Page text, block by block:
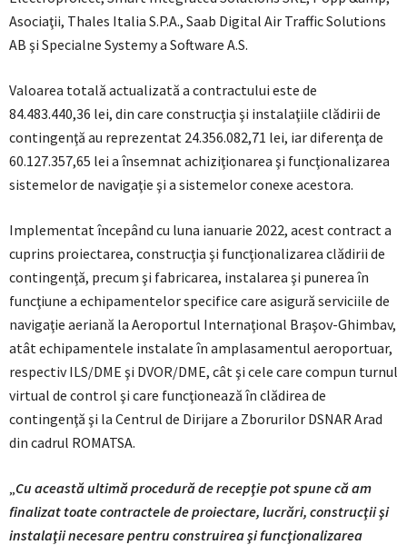
Asociaţii, Thales Italia S.P.A., Saab Digital Air Traffic Solutions
AB şi Specialne Systemy a Software A.S.
Valoarea totală actualizată a contractului este de
84.483.440,36 lei, din care construcţia şi instalaţiile clădirii de
contingenţă au reprezentat 24.356.082,71 lei, iar diferenţa de
60.127.357,65 lei a însemnat achiziţionarea şi funcţionalizarea
sistemelor de navigaţie şi a sistemelor conexe acestora.
Implementat începând cu luna ianuarie 2022, acest contract a
cuprins proiectarea, construcţia şi funcţionalizarea clădirii de
contingenţă, precum şi fabricarea, instalarea şi punerea în
funcţiune a echipamentelor specifice care asigură serviciile de
navigaţie aeriană la Aeroportul Internaţional Braşov-Ghimbav,
atât echipamentele instalate în amplasamentul aeroportuar,
respectiv ILS/DME şi DVOR/DME, cât şi cele care compun turnul
virtual de control şi care funcţionează în clădirea de
contingenţă şi la Centrul de Dirijare a Zborurilor DSNAR Arad
din cadrul ROMATSA.
Cu această ultimă procedură de recepţie pot spune că am
finalizat toate contractele de proiectare, lucrări, construcţii şi
instalaţii necesare pentru construirea şi funcţionalizarea